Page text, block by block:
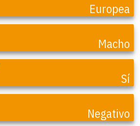
Europea
Macho
Sí
Negativo